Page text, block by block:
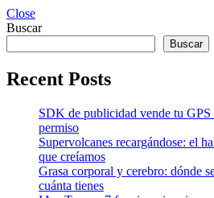
Close
Buscar
Buscar
Recent Posts
SDK de publicidad vende tu GPS
permiso
Supervolcanes recargándose: el
que creíamos
Grasa corporal y cerebro: dónde
cuánta tienes